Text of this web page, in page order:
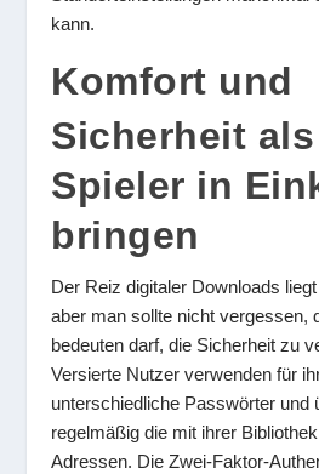
kann.
Komfort und
Sicherheit als
Spieler in
bringen
Der Reiz digitaler Downloads
aber man sollte nicht vergessen,
bedeuten darf, die Sicherheit zu
Versierte Nutzer verwenden für
unterschiedliche Passwörter und
regelmäßig die mit ihrer
Adressen. Die Zwei-Faktor-